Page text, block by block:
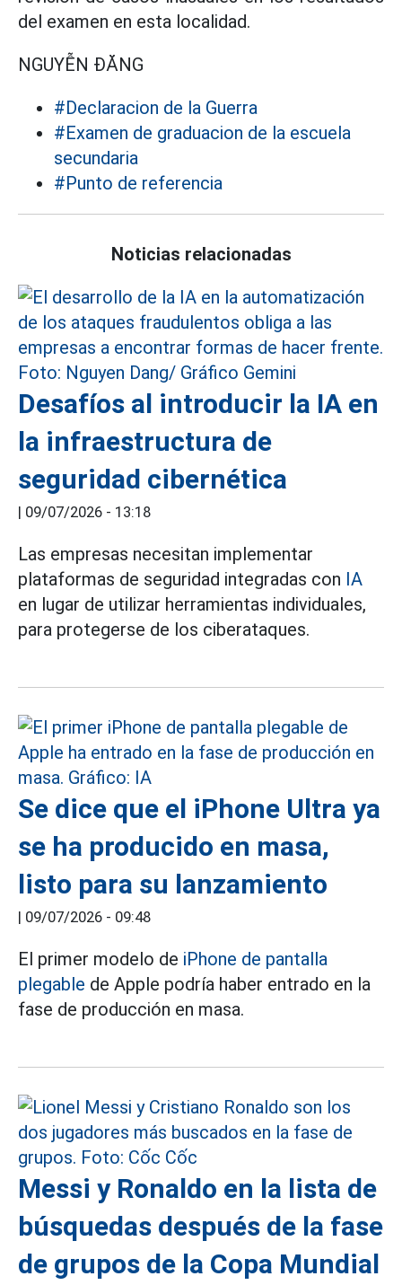
del examen en esta localidad.
NGUYỄN ĐĂNG
#Declaracion de la Guerra
#Examen de graduacion de la escuela
secundaria
#Punto de referencia
Noticias relacionadas
Desafíos al introducir la IA en
la infraestructura de
seguridad cibernética
| 09/07/2026 - 13:18
Las empresas necesitan implementar
plataformas de seguridad integradas con IA
en lugar de utilizar herramientas individuales,
para protegerse de los ciberataques.
Se dice que el iPhone Ultra ya
se ha producido en masa,
listo para su lanzamiento
| 09/07/2026 - 09:48
El primer modelo de iPhone de pantalla
plegable de Apple podría haber entrado en la
fase de producción en masa.
Messi y Ronaldo en la lista de
búsquedas después de la fase
de grupos de la Copa Mundial